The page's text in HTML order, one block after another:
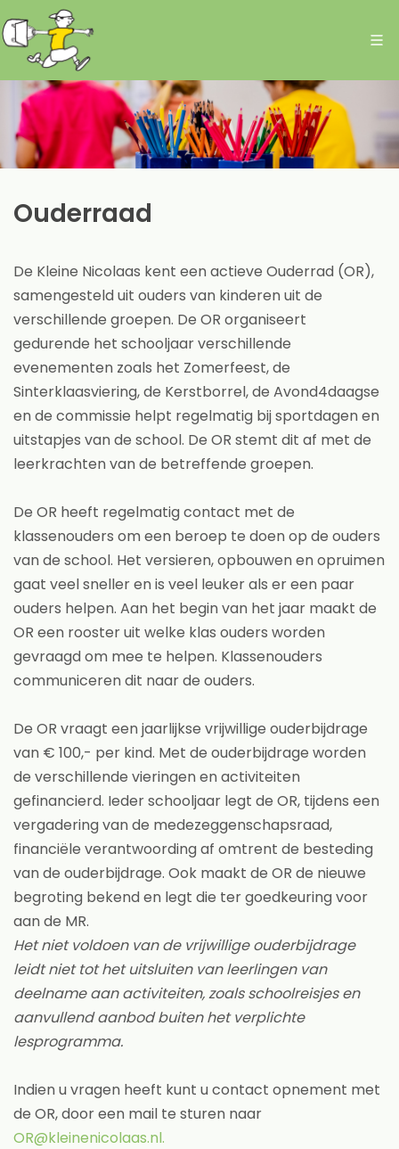
Ouderraad
De Kleine Nicolaas kent een actieve Ouderrad (OR),
samengesteld uit ouders van kinderen uit de
verschillende groepen. De OR organiseert
gedurende het schooljaar verschillende
evenementen zoals het Zomerfeest, de
Sinterklaasviering, de Kerstborrel, de Avond4daagse
en de commissie helpt regelmatig bij sportdagen en
uitstapjes van de school. De OR stemt dit af met de
leerkrachten van de betreffende groepen.
De OR heeft regelmatig contact met de
klassenouders om een beroep te doen op de ouders
van de school. Het versieren, opbouwen en opruimen
gaat veel sneller en is veel leuker als er een paar
ouders helpen. Aan het begin van het jaar maakt de
OR een rooster uit welke klas ouders worden
gevraagd om mee te helpen. Klassenouders
communiceren dit naar de ouders.
De OR vraagt een jaarlijkse vrijwillige ouderbijdrage
van € 100,- per kind. Met de ouderbijdrage worden
de verschillende vieringen en activiteiten
gefinancierd. Ieder schooljaar legt de OR, tijdens een
vergadering van de medezeggenschapsraad,
financiële verantwoording af omtrent de besteding
van de ouderbijdrage. Ook maakt de OR de nieuwe
begroting bekend en legt die ter goedkeuring voor
aan de MR.
Het niet voldoen van de vrijwillige ouderbijdrage
leidt niet tot het uitsluiten van leerlingen van
deelname aan activiteiten, zoals schoolreisjes en
aanvullend aanbod buiten het verplichte
lesprogramma.
Indien u vragen heeft kunt u contact opnement met
de OR, door een mail te sturen naar
OR@kleinenicolaas.nl.